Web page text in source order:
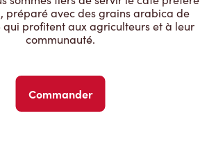
préparé avec des grains arabica de
qui profitent aux agriculteurs et à leur
communauté.
Commander